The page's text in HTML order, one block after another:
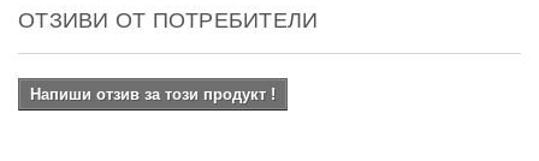
ОТЗИВИ ОТ ПОТРЕБИТЕЛИ
Напиши отзив за този продукт !